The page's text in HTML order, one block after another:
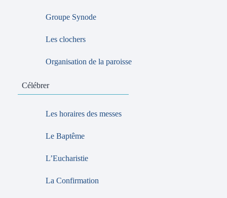
Groupe Synode
Les clochers
Organisation de la paroisse
Célébrer
Les horaires des messes
Le Baptême
L’Eucharistie
La Confirmation